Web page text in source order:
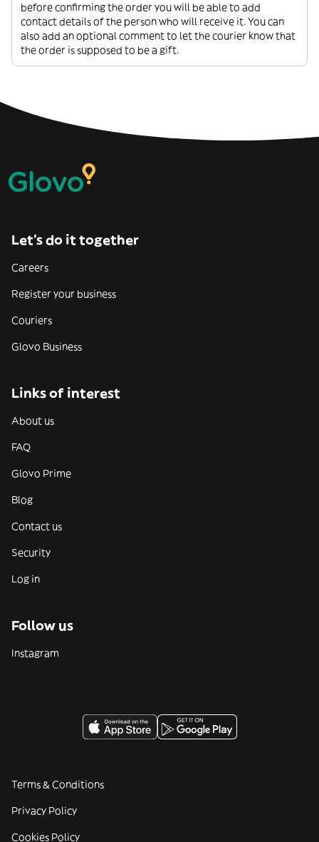
before confirming the order you will be able to add
contact details of the person who will receive it. You can
also add an optional comment to let the courier know that
the order is supposed to be a gift.
Let’s do it together
Careers
Register your business
Couriers
Glovo Business
Links of interest
About us
FAQ
Glovo Prime
Blog
Contact us
Security
Log in
Follow us
Instagram
Terms & Conditions
Privacy Policy
Cookies Policy